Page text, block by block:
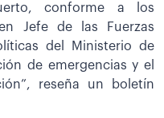
conforme a los
Jefe de las Fuerzas
del Ministerio de
de emergencias y el
reseña un boletín